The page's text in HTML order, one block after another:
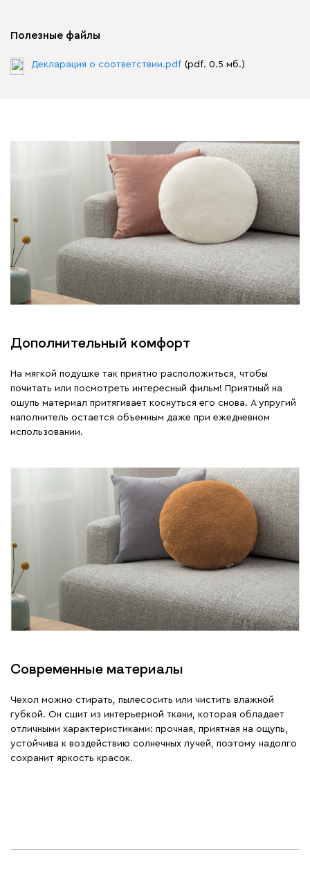
Полезные файлы
Декларация о соответствии.pdf (pdf. 0.5 мб.)
Дополнительный комфорт
На мягкой подушке так приятно расположиться, чтобы
почитать или посмотреть интересный фильм! Приятный на
ошупь материал притягивает коснуться его снова. А упругий
наполнитель остается объемным даже при ежедневном
использовании.
Современные материалы
Чехол можно стирать, пылесосить или чистить влажной
губкой. Он сшит из интерьерной ткани, которая обладает
отличными характеристиками: прочная, приятная на ощупь,
устойчива к воздействию солнечных лучей, поэтому надолго
сохранит яркость красок.